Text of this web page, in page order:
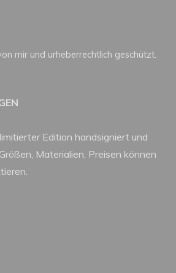
mir und urheberrechtlich geschützt.
Edition handsigniert und
Materialien, Preisen können